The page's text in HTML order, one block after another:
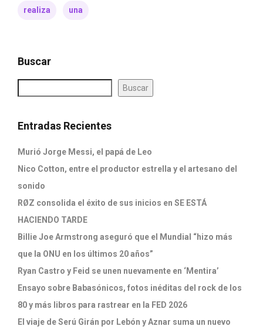
realiza una
Buscar
Buscar
Entradas Recientes
Murió Jorge Messi, el papá de Leo
Nico Cotton, entre el productor estrella y el artesano del
sonido
RØZ consolida el éxito de sus inicios en SE ESTÁ
HACIENDO TARDE
Billie Joe Armstrong aseguró que el Mundial “hizo más
que la ONU en los últimos 20 años”
Ryan Castro y Feid se unen nuevamente en ‘Mentira’
Ensayo sobre Babasónicos, fotos inéditas del rock de los
80 y más libros para rastrear en la FED 2026
El viaje de Serú Girán por Lebón y Aznar suma un nuevo